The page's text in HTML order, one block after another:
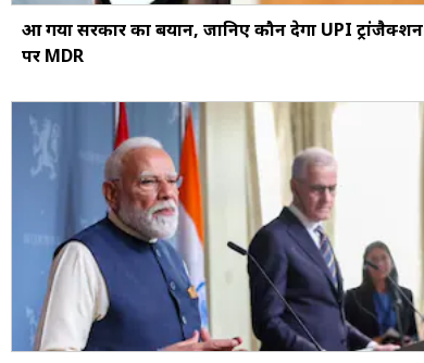
आ गया सरकार का बयान, जानिए कौन देगा UPI ट्रांजैक्शन
पर MDR